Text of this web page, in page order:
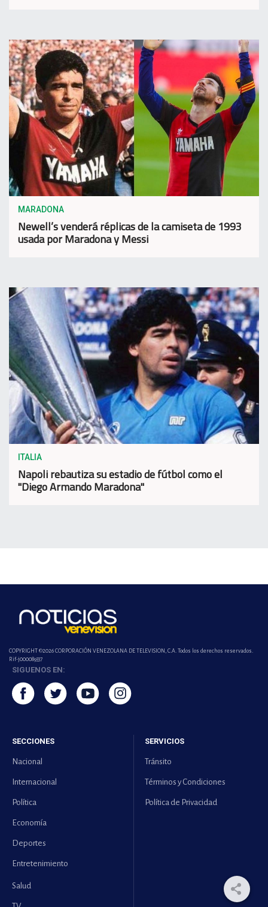
MARADONA
Newell’s venderá réplicas de la camiseta de 1993
usada por Maradona y Messi
ITALIA
Napoli rebautiza su estadio de fútbol como el
"Diego Armando Maradona"
COPYRIGHT ©2026 CORPORACIÓN VENEZOLANA DE TELEVISION, C.A. Todos los derechos reservados.
Rif-j000089337
SIGUENOS EN:
SECCIONES
Nacional
Internacional
Política
Economía
Deportes
Entretenimiento
Salud
SERVICIOS
Tránsito
Términos y Condiciones
Política de Privacidad